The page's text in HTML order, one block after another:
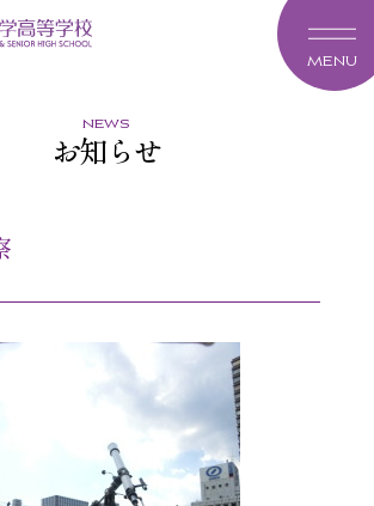
MENU
news
お知らせ